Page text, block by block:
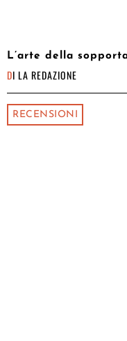
L’arte della
DI LA REDAZIONE
RECENSIONI